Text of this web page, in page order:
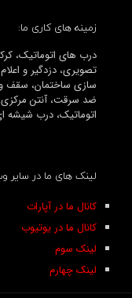
زمینه های کاری ما:
درب های اتوماتیک،
تصویری، دزدگیر و
سازی ساختمان، سقف
ضد سرقت، آنتن
اتوماتیک، درب شیشه
لینک های ما در سایر
کانال ما در آپارات
کانال ما در یوتیوب
لینک سوم
لینک چهارم